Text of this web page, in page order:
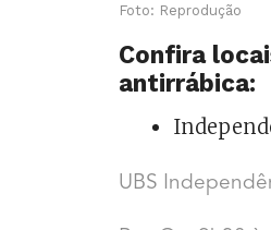
Foto: Reprodução
Confira
antirrábica:
UBS